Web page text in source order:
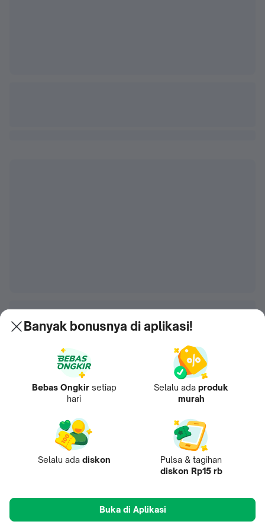
Banyak bonusnya di aplikasi!
Bebas Ongkir setiap
hari
Selalu ada produk
murah
Selalu ada diskon
Pulsa & tagihan
diskon Rp15 rb
Buka di Aplikasi